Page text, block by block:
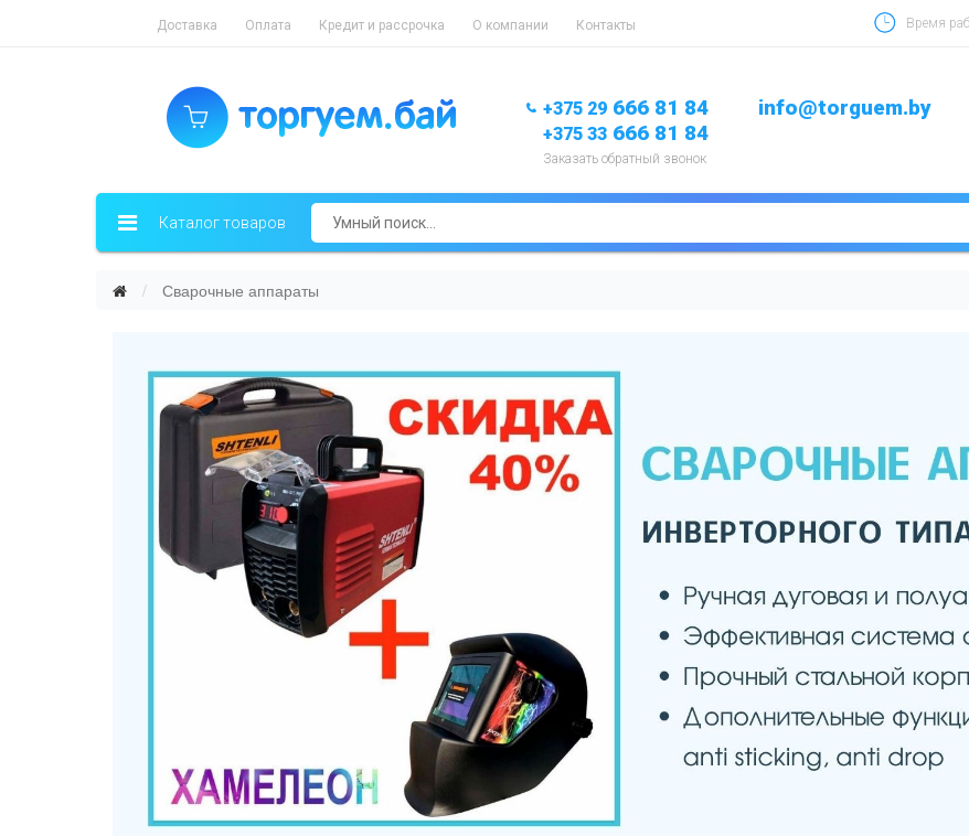
Доставка Оплата Кредит и рассрочка О компании Контакты Время
+375 29 666 81 84
+375 33 666 81 84
Заказать обратный звонок
info@torguem.by
Каталог товаров
Сварочные аппараты